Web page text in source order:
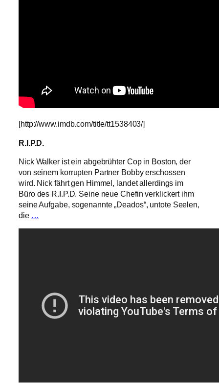
[http://www.imdb.com/title/tt1538403/]
R.I.P.D.
Nick Walker ist ein abgebrühter Cop in Boston, der
von seinem korrupten Partner Bobby erschossen
wird. Nick fährt gen Himmel, landet allerdings im
Büro des R.I.P.D. Seine neue Chefin verklickert ihm
seine Aufgabe, sogenannte „Deados“, untote Seelen,
die …